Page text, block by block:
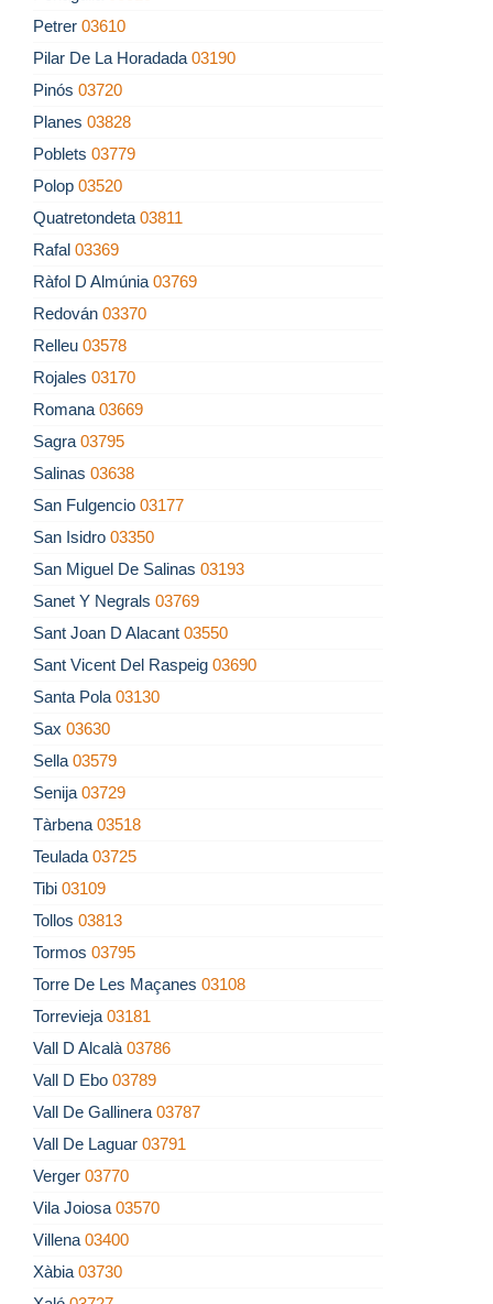
Petrer 03610
Pilar De La Horadada 03190
Pinós 03720
Planes 03828
Poblets 03779
Polop 03520
Quatretondeta 03811
Rafal 03369
Ràfol D Almúnia 03769
Redován 03370
Relleu 03578
Rojales 03170
Romana 03669
Sagra 03795
Salinas 03638
San Fulgencio 03177
San Isidro 03350
San Miguel De Salinas 03193
Sanet Y Negrals 03769
Sant Joan D Alacant 03550
Sant Vicent Del Raspeig 03690
Santa Pola 03130
Sax 03630
Sella 03579
Senija 03729
Tàrbena 03518
Teulada 03725
Tibi 03109
Tollos 03813
Tormos 03795
Torre De Les Maçanes 03108
Torrevieja 03181
Vall D Alcalà 03786
Vall D Ebo 03789
Vall De Gallinera 03787
Vall De Laguar 03791
Verger 03770
Vila Joiosa 03570
Villena 03400
Xàbia 03730